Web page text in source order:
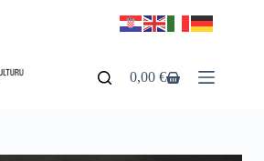
Košarica
0,00€